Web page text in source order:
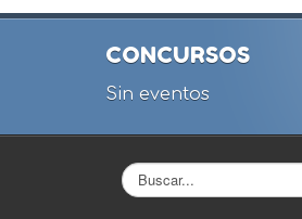
CONCURSOS
Sin eventos
Buscar...